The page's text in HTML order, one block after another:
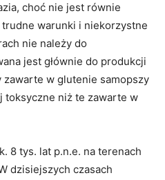
choć nie jest równie
warunki i niekorzystne
nie należy do
jest głównie do produkcji
zawarte w glutenie samopszy
toksyczne niż te zawarte w
8 tys. lat p.n.e. na terenach
dzisiejszych czasach